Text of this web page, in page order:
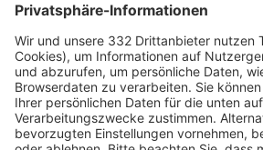
HÄUFIG BESUCHTE SEITEN
Pässe und Vereinswechsel
Trainerausbildung
Schulungsangebot Vereinsmitarbeiter